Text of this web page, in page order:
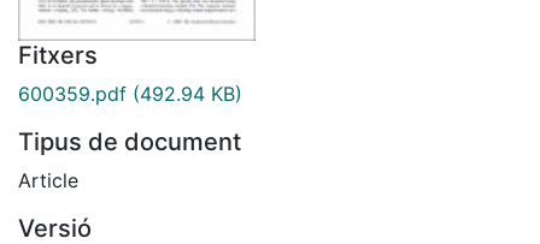
Fitxers
600359.pdf (492.94 KB)
Tipus de document
Article
Versió